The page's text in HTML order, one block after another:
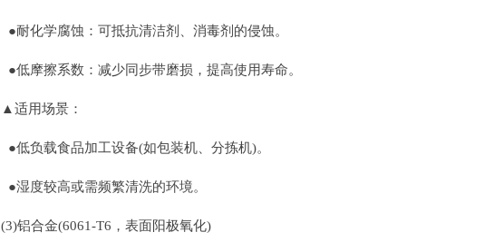
●耐化学腐蚀：可抵抗清洁剂、消毒剂的侵蚀。
●低摩擦系数：减少同步带磨损，提高使用寿命。
▲适用场景：
●低负载食品加工设备(如包装机、分拣机)。
●湿度较高或需频繁清洗的环境。
(3)铝合金(6061-T6，表面阳极氧化)